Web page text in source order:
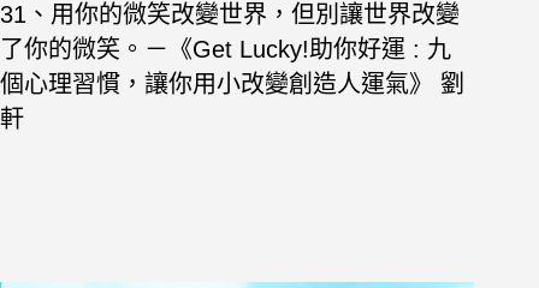
31、用你的微笑改變世界，但別讓世界改變
了你的微笑。－《Get Lucky!助你好運 : 九
個心理習慣，讓你用小改變創造人運氣》 劉
軒